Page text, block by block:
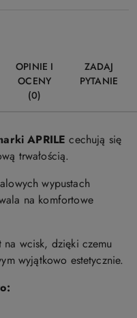
OPINIE I
OCENY
(0)
ZADAJ
PYTANIE
APRILE cechują się
trwałością.
wypustach
na komfortowe
wcisk, dzięki czemu
wyjątkowo estetycznie.